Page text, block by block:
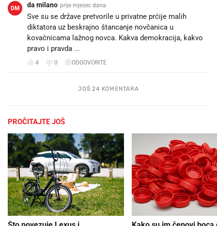
DM da milano prije mjesec dana
Sve su se države pretvorile u privatne prćije malih
diktatora uz beskrajno štancanje novčanica u
kovačnicama lažnog novca. Kakva demokracija, kakvo
pravo i pravda ...
4 0 ODGOVORITE
JOŠ 24 KOMENTARA
PROČITAJTE JOŠ